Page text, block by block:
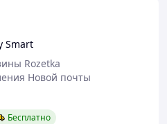
Smart
Rozetka
Новой почты
Бесплатно